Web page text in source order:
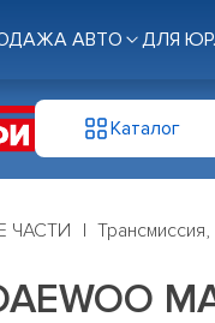
АВТО ДЛЯ
Каталог
ЧАСТИ